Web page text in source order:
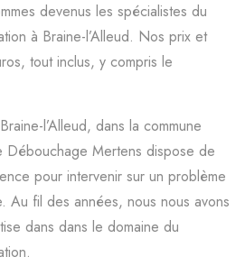
devenus les spécialistes du
à Braine-l’Alleud. Nos prix et
tout inclus, y compris le
l’Alleud, dans la commune
Débouchage Mertens dispose de
pour intervenir sur un problème
Au fil des années, nous nous avons
dans dans le domaine du